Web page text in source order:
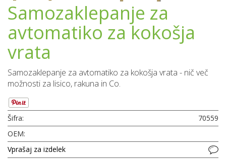
Samozaklepanje za
avtomatiko za kokošja
vrata
Samozaklepanje za avtomatiko za kokošja vrata - nič več
možnosti za lisico, rakuna in Co.
Šifra:
70559
OEM:
Vprašaj za izdelek